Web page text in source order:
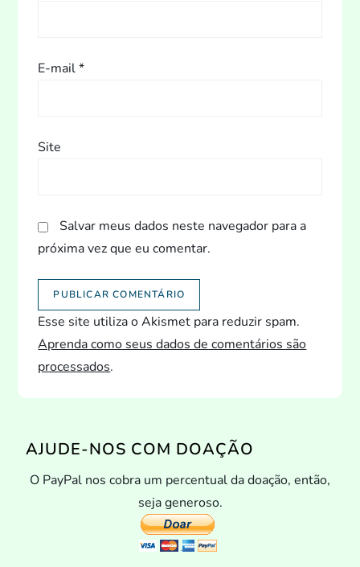
E-mail*
Site
Salvar meus dados neste navegador para a
próxima vez que eu comentar.
Esse site utiliza o Akismet para reduzir spam.
Aprenda como seus dados de comentários são
processados.
AJUDE-NOS COM DOAÇÃO
O PayPal nos cobra um percentual da doação, então,
seja generoso.